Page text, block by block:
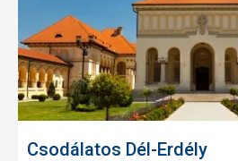
Csodálatos Dél-Erdély